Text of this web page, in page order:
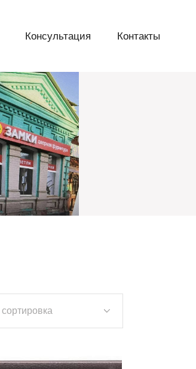
Консультация Контакты